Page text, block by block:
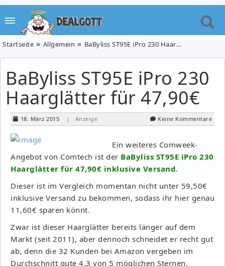
Startseite Allgemein BaByliss ST95E iPro 230 Haarglätter für 47,90€
BaByliss ST95E iPro 230
Haarglätter für 47,90€
18. März 2015 | Anzeige Keine Kommentare
Ein weiteres Comweek-
Angebot von Comtech ist der BaByliss ST95E iPro 230
Haarglätter für 47,90€ inklusive Versand.
Dieser ist im Vergleich momentan nicht unter 59,50€
inklusive Versand zu bekommen, sodass ihr hier genau
11,60€ sparen könnt.
Zwar ist dieser Haarglätter bereits länger auf dem
Markt (seit 2011), aber dennoch schneidet er recht gut
ab, denn die 32 Kunden bei Amazon vergeben im
Durchschnitt gute 4,3 von 5 möglichen Sternen.